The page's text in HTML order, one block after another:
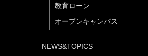
教育ローン
オープンキャンパス
NEWS&TOPICS